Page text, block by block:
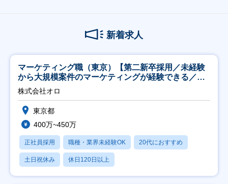
新着求人
マーケティング職（東京）【第二新卒採用／未経験
から大規模案件のマーケティングが経験できる／研
修充実】
株式会社オロ
東京都
400万~450万
正社員採用 職種・業界未経験OK 20代におすすめ
土日祝休み 休日120日以上